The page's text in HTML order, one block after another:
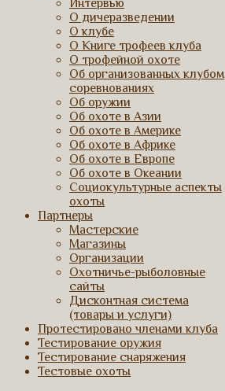
Интервью
О дичеразведении
О клубе
О Книге трофеев клуба
О трофейной охоте
Об организованных клубом
соревнованиях
Об оружии
Об охоте в Азии
Об охоте в Америке
Об охоте в Африке
Об охоте в Европе
Об охоте в Океании
Социокультурные аспекты
охоты
Партнеры
Мастерские
Магазины
Организации
Охотничье-рыболовные
сайты
Дисконтная система
(товары и услуги)
Протестировано членами клуба
Тестирование оружия
Тестирование снаряжения
Тестовые охоты